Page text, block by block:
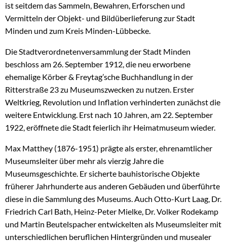
ist seitdem das Sammeln, Bewahren, Erforschen und
Vermitteln der Objekt- und Bildüberlieferung zur Stadt
Minden und zum Kreis Minden-Lübbecke.
Die Stadtverordnetenversammlung der Stadt Minden
beschloss am 26. September 1912, die neu erworbene
ehemalige Körber & Freytag’sche Buchhandlung in der
Ritterstraße 23 zu Museumszwecken zu nutzen. Erster
Weltkrieg, Revolution und Inflation verhinderten zunächst die
weitere Entwicklung. Erst nach 10 Jahren, am 22. September
1922, eröffnete die Stadt feierlich ihr Heimatmuseum wieder.
Max Matthey (1876-1951) prägte als erster, ehrenamtlicher
Museumsleiter über mehr als vierzig Jahre die
Museumsgeschichte. Er sicherte bauhistorische Objekte
früherer Jahrhunderte aus anderen Gebäuden und überführte
diese in die Sammlung des Museums. Auch Otto-Kurt Laag, Dr.
Friedrich Carl Bath, Heinz-Peter Mielke, Dr. Volker Rodekamp
und Martin Beutelspacher entwickelten als Museumsleiter mit
unterschiedlichen beruflichen Hintergründen und musealer